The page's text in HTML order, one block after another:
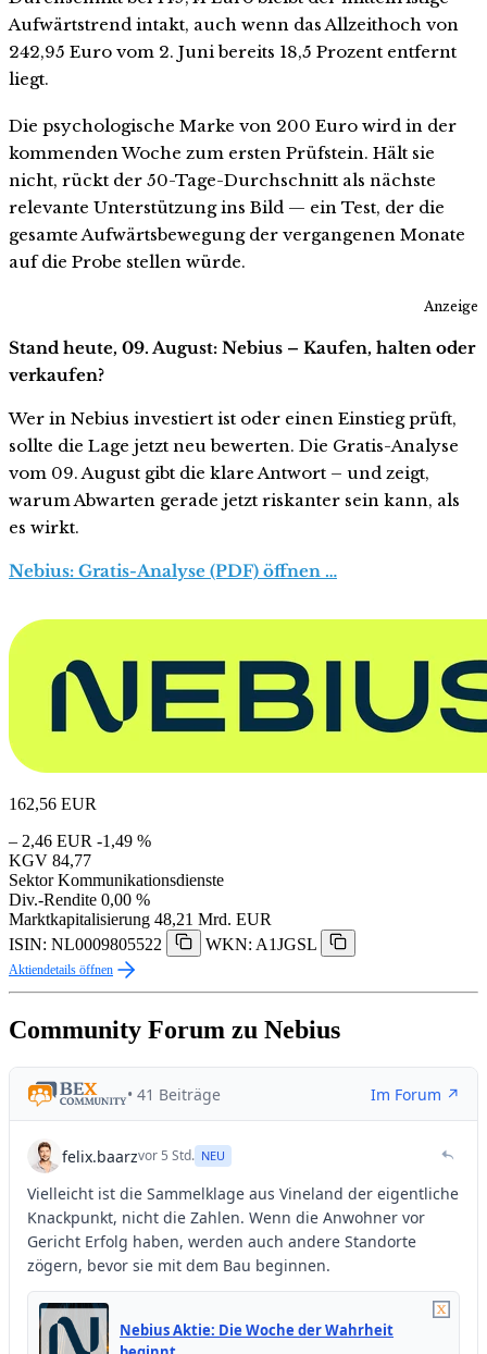
Aufwärtstrend intakt, auch wenn das Allzeithoch von
242,95 Euro vom 2. Juni bereits 18,5 Prozent entfernt
liegt.
Die psychologische Marke von 200 Euro wird in der
kommenden Woche zum ersten Prüfstein. Hält sie
nicht, rückt der 50-Tage-Durchschnitt als nächste
relevante Unterstützung ins Bild — ein Test, der die
gesamte Aufwärtsbewegung der vergangenen Monate
auf die Probe stellen würde.
Anzeige
Stand heute, 09. August: Nebius – Kaufen, halten oder
verkaufen?
Wer in Nebius investiert ist oder einen Einstieg prüft,
sollte die Lage jetzt neu bewerten. Die Gratis-Analyse
vom 09. August gibt die klare Antwort – und zeigt,
warum Abwarten gerade jetzt riskanter sein kann, als
es wirkt.
Nebius: Gratis-Analyse (PDF) öffnen …
162,56 EUR
– 2,46 EUR -1,49 %
KGV 84,77
Sektor Kommunikationsdienste
Div.-Rendite 0,00 %
Marktkapitalisierung 48,21 Mrd. EUR
ISIN: NL0009805522
WKN: A1JGSL
Aktiendetails öffnen
Community Forum zu Nebius